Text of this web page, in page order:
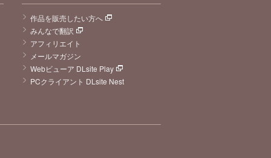
作品を販売したい方へ
みんなで翻訳
アフィリエイト
メールマガジン
Webビューア DLsite Play
PCクライアント DLsite Nest